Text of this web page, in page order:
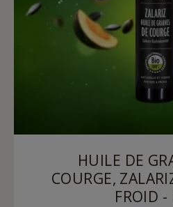
HUILE DE
COURGE,
FROID -